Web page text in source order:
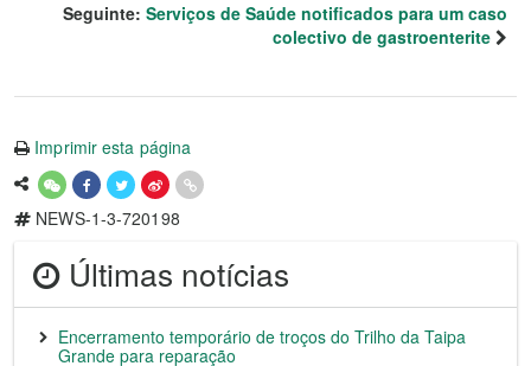
Seguinte: Serviços de Saúde notificados para um caso
colectivo de gastroenterite
Imprimir esta página
NEWS-1-3-720198
Últimas notícias
Encerramento temporário de troços do Trilho da Taipa
Grande para reparação